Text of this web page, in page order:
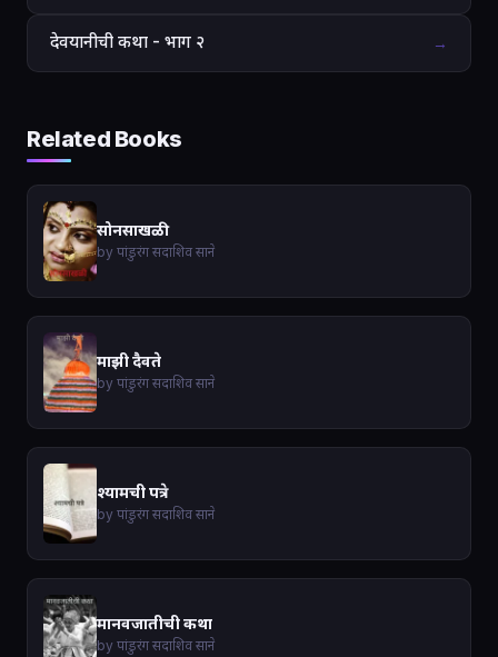
देवयानीची कथा - भाग २ →
Related Books
सोनसाखळी
by पांडुरंग सदाशिव साने
माझी दैवते
by पांडुरंग सदाशिव साने
श्यामची पत्रे
by पांडुरंग सदाशिव साने
मानवजातीची कथा
by पांडुरंग सदाशिव साने